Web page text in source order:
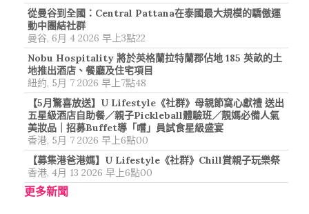
從曼谷到全國：Central Pattana在泰國最大規模的驕傲運
動中團結社群
曼谷, 6月 4 2026 早上3點22
Nobu Hospitality 將於英格蘭拉特蘭郡佔地 185 英畝的土
地推出酒店、餐廳及住宅項目
紐約, 5月 7 2026 早上7點48
【5月驚喜放送】U Lifestyle《社群》母親節窩心獻禮 送出
五星級酒店自助餐／親子Pickleball體驗班／靚媽必備人氣
美妝品｜招募Buffet導「嚐」員試食星級盛宴
香港, 5月 7 2026 早上6點00
【募集港爸港媽】U Lifestyle《社群》Chill賞親子玩樂祭
香港, 4月 13 2026 早上6點00
更多新聞